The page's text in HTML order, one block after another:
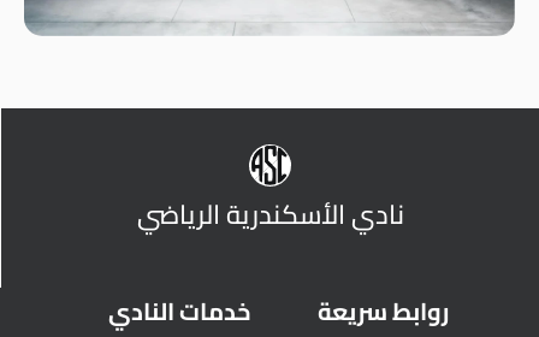
نادي الأسكندرية الرياضي
روابط سريعة خدمات النادي